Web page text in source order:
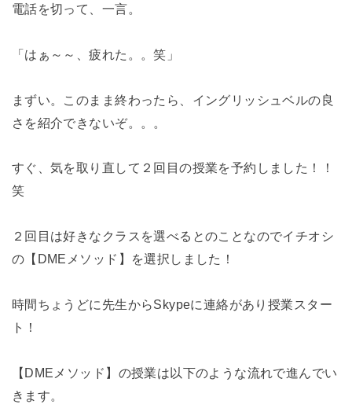
電話を切って、一言。
「はぁ～～、疲れた。。笑」
まずい。このまま終わったら、イングリッシュベルの良
さを紹介できないぞ。。。
すぐ、気を取り直して２回目の授業を予約しました！！
笑
２回目は好きなクラスを選べるとのことなのでイチオシ
の【DMEメソッド】を選択しました！
時間ちょうどに先生からSkypeに連絡があり授業スター
ト！
【DMEメソッド】の授業は以下のような流れで進んでい
きます。